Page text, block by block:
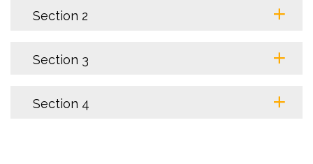
Section 2
Section 3
Section 4